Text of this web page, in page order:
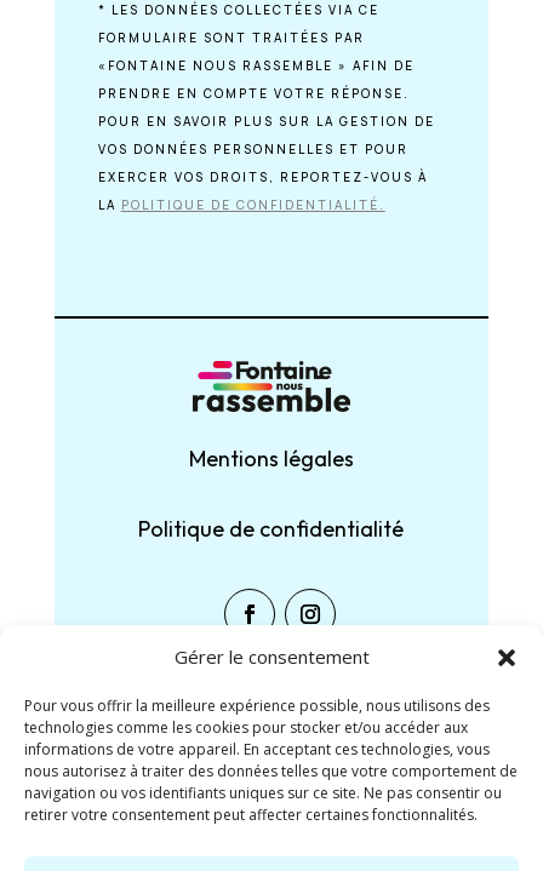
Gérer le consentement
Pour vous offrir la meilleure expérience possible, nous utilisons des
technologies comme les cookies pour stocker et/ou accéder aux
informations de votre appareil. En acceptant ces technologies, vous
nous autorisez à traiter des données telles que votre comportement de
navigation ou vos identifiants uniques sur ce site. Ne pas consentir ou
retirer votre consentement peut affecter certaines fonctionnalités.
* LES DONNÉES COLLECTÉES VIA CE
FORMULAIRE SONT TRAITÉES PAR
«FONTAINE NOUS RASSEMBLE » AFIN DE
PRENDRE EN COMPTE VOTRE RÉPONSE.
POUR EN SAVOIR PLUS SUR LA GESTION DE
VOS DONNÉES PERSONNELLES ET POUR
EXERCER VOS DROITS, REPORTEZ-VOUS À
LA POLITIQUE DE CONFIDENTIALITÉ.
Mentions légales
Politique de confidentialité
Partager :
Facebook X